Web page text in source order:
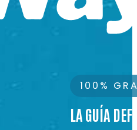
100%
LA GUÍA